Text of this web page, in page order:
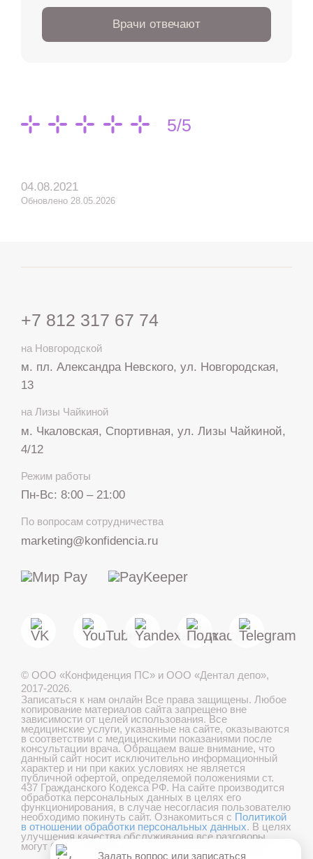
Врачи отвечают
5/5
04.08.2021
Обновлено 28.05.2026
+7 812 317 67 74
на Новгородской
м. пл. Александра Невского, ул. Новгородская,
13
на Лизы Чайкиной
м. Чкаловская, Спортивная, ул. Лизы Чайкиной,
4/12
Режим работы
Пн-Вс: 8:00 – 21:00
По вопросам сотрудничества
marketing@konfidencia.ru
© ООО «Конфиденция ПС» и ООО «Дентал депо»,
2017-2026.
Записаться к нам онлайн Все права защищены. Любое
копирование материалов сайта запрещено вне
зависимости от целей использования. Все
медицинские услуги, указанные на сайте, оказываются
в соответствии с медицинскими показаниями после
консультации врача. Обращаем ваше внимание, что
данный сайт носит исключительно информационный
характер и ни при каких условиях не является
публичной офертой, определяемой положениями ст.
437 Гражданского Кодекса РФ. На сайте производится
обработка персональных данных в целях его
функционирования, в случае несогласия пользователю
необходимо покинуть сайт. Ознакомиться с Политикой
в отношении обработки персональных данных. В целях
улучшения качества обслуживания все разговоры
могут быть записаны.
с 8:00 до 21:00
МАКС
Telegram
Записаться онлайн
Онлайн консультация
Задать вопрос или записаться
Хорошо